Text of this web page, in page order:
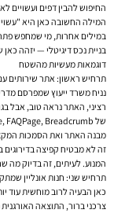
החיפוש להבין דפים
המילה החשובה כאן היא
במילים אחרות, מי שמחפש
בניית נכס דיגיטלי — יזהה
דוגמאות מעשיות מהשטח
תרחיש ראשון: אתר שירותים
נניח משרד ייעוץ שמפרסם
רציני, האתר נראה טוב, אבל
מבנה האתר ואת הסמכות
זה לא מבטיח קפיצה
המנוע. לעיתים, זה בדיוק מה
תרחיש שני: חנות אונליין
כאן הבעיה לרוב מוחשית עוד